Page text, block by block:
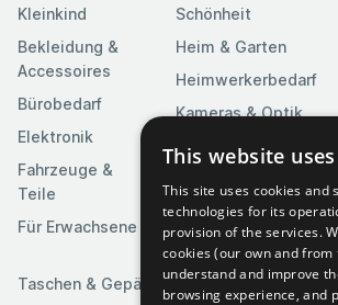
Kleinkind
Bekleidung &
Accessoires
Bürobedarf
Elektronik
Fahrzeuge &
Teile
Für Erwachsene
Schönheit
Heim & Garten
Heimwerkerbedarf
Kameras & Optik
Kunst &
Unterhaltung
Medien
Taschen & Gepäck
This website
This site uses cookies and
technologies for its
provision of the services.
cookies (our own and
understand and improve
browsing experience, and